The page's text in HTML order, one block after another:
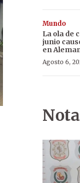
Mundo
La ola de
junio
en
Agosto 6,